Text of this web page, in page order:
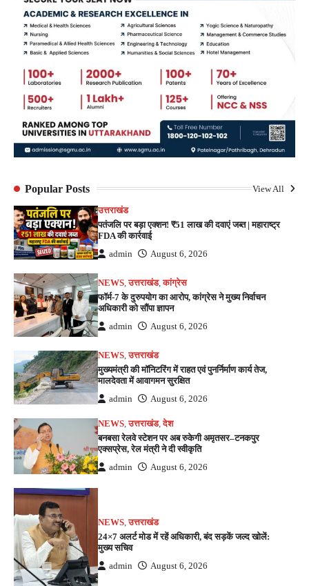
Popular Posts View All
उत्तराखंड
पतंजलि पर बड़ा एक्शन! ₹51 लाख की दवाएं जब्त | महाराष्ट्र
FDA की कार्रवाई
admin August 6, 2026
NEWS ,उत्तराखंड,कांग्रेस
फॉर्म-7 के दुरुपयोग का आरोप, कांग्रेस ने मुख्य निर्वाचन
अधिकारी को सौंपा ज्ञापन
admin August 6, 2026
NEWS ,उत्तराखंड
मुख्यमंत्री की मॉनिटरिंग में राहत एवं पुनर्निर्माण कार्य तेज,
मालदेवता में आवागमन सुरक्षित
admin August 6, 2026
NEWS,उत्तराखंड,देश
बनबसा रेलवे स्टेशन पर अब रुकेगी अमृतसर–टनकपुर
एक्सप्रेस, रेल मंत्री ने दी स्वीकृति
admin August 6, 2026
NEWS,उत्तराखंड
24×7 अलर्ट मोड में रहें अधिकारी, बंद सड़कें जल्द खोलें:
मुख्य सचिव
admin August 6, 2026